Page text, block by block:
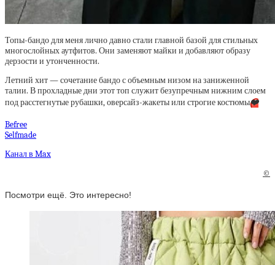
Топы-бандо для меня лично давно стали главной базой для стильных
многослойных аутфитов. Они заменяют майки и добавляют образу
дерзости и утонченности.
Летний хит — сочетание бандо с объемным низом на заниженной
талии. В прохладные дни этот топ служит безупречным нижним слоем
под расстегнутые рубашки, оверсайз-жакеты или строгие костюмы❤️
Befree
Selfmade
Канал в Max
©
Посмотри ещё. Это интересно!